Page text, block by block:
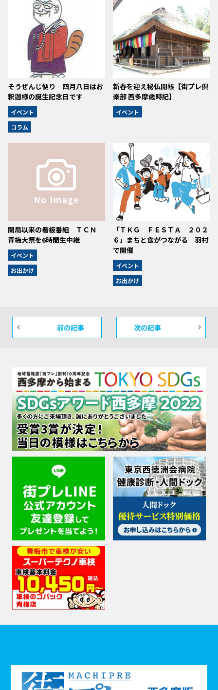
そうぜんじ便り 四月八日はお
釈迦様の誕生記念日です
イベント
コラム
新春を迎え秘仏開帳【街プレ倶
楽部 西多摩歳時記】
イベント
開局以来の看板番組 ＴＣＮ
青梅大祭を6時間生中継
イベント
お出かけ
「ＴＫＧ ＦＥＳＴＡ ２０２
６」まちと食がつながる 羽村
で開催
イベント
お出かけ
前の記事 次の記事